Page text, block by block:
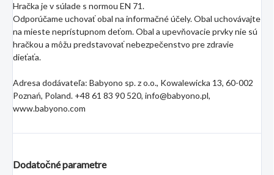
Hračka je v súlade s normou EN 71.
Odporúčame uchovať obal na informačné účely. Obal uchovávajte
na mieste neprístupnom deťom. Obal a upevňovacie prvky nie sú
hračkou a môžu predstavovať nebezpečenstvo pre zdravie
dieťaťa.
Adresa dodávateľa: Babyono sp. z o.o., Kowalewicka 13, 60-002
Poznań, Poland. +48 61 83 90 520, info@babyono.pl,
www.babyono.com
Dodatočné parametre